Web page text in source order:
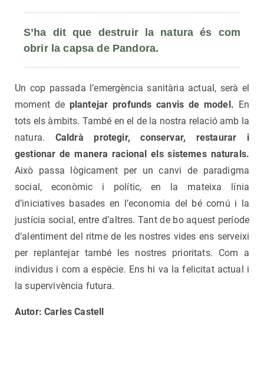
S’ha dit que destruir la natura és com
obrir la capsa de Pandora.
Un cop passada l’emergència sanitària actual, serà el
moment de plantejar profunds canvis de model. En
tots els àmbits. També en el de la nostra relació amb la
natura. Caldrà protegir, conservar, restaurar i
gestionar de manera racional els sistemes naturals.
Això passa lògicament per un canvi de paradigma
social, econòmic i polític, en la mateixa línia
d’iniciatives basades en l’economia del bé comú i la
justícia social, entre d’altres. Tant de bo aquest període
d’alentiment del ritme de les nostres vides ens serveixi
per replantejar també les nostres prioritats. Com a
individus i com a espècie. Ens hi va la felicitat actual i
la supervivència futura.
Autor: Carles Castell